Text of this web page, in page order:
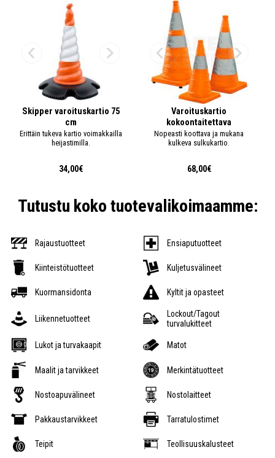
Skipper varoituskartio 75
cm
Erittäin tukeva kartio voimakkailla
heijastimilla.
34,00€
Varoituskartio
kokoontaitettava
Nopeasti koottava ja mukana
kulkeva sulkukartio.
68,00€
Tutustu koko tuotevalikoimaamme:
Rajaustuotteet Ensiaputuotteet
Kiinteistötuotteet Kuljetusvälineet
Kuormansidonta Kyltit ja opasteet
Liikennetuotteet
Lockout/Tagout
turvalukitteet
Lukot ja turvakaapit Matot
Maalit ja tarvikkeet Merkintätuotteet
Nostoapuvälineet Nostolaitteet
Pakkaustarvikkeet Tarratulostimet
Teipit Teollisuuskalusteet